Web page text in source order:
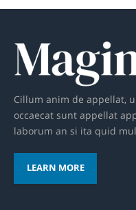
Cillum anim de appellat,
occaecat sunt appellat
laborum an si ita quid
LEARN MORE